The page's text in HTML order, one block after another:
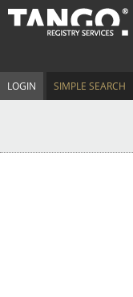
LOGIN SIMPLE SEARCH